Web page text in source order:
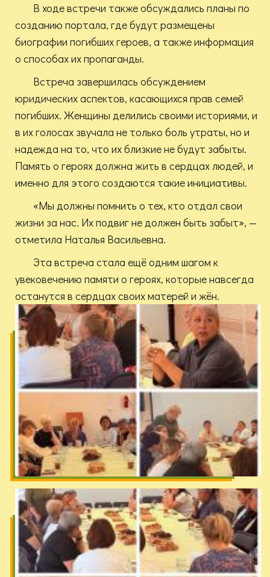
В ходе встречи также обсуждались планы по
созданию портала, где будут размещены
биографии погибших героев, а также информация
о способах их пропаганды.
Встреча завершилась обсуждением
юридических аспектов, касающихся прав семей
погибших. Женщины делились своими историями, и
в их голосах звучала не только боль утраты, но и
надежда на то, что их близкие не будут забыты.
Память о героях должна жить в сердцах людей, и
именно для этого создаются такие инициативы.
«Мы должны помнить о тех, кто отдал свои
жизни за нас. Их подвиг не должен быть забыт», —
отметила Наталья Васильевна.
Эта встреча стала ещё одним шагом к
увековечению памяти о героях, которые навсегда
останутся в сердцах своих матерей и жён.